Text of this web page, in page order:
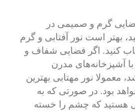
فضایی گرم و صمیمی در
بهتر است نور آفتابی و گرم
کنید. اگر فضایی شفاف و
آشپزخانه‌های مدرن
معمولا نور مهتابی بهترین
بود. در صورتی که به
هستید که چشم را خسته